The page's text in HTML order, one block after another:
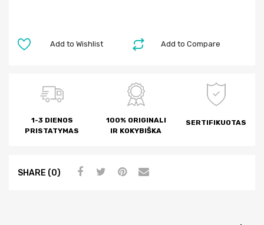
Add to Compare
Add to Wishlist
1-3 DIENOS
PRISTATYMAS
100% ORIGINALI
IR KOKYBIŠKA
SERTIFIKUOTAS
SHARE (0)